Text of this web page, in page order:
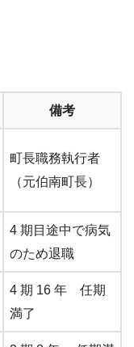
備考
町長職務執行者
（元伯南町長）
4 期目途中で病気
のため退職
4 期 16 年 任期
満了